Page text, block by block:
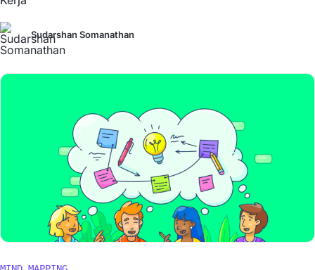
Sudarshan Somanathan